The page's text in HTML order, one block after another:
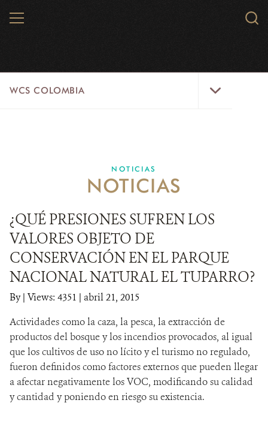
MENU
WCS COLOMBIA
EJES ESTRATÉGICOS
LÍNEAS DE ACCIÓN
MICROSITIOS
NOTICIAS
WCS VISUAL
PUBLICACIONES
ALIADOS Y ALIANZAS
COBERTURA EN MEDIOS DE COMUNICACIÓN
NOTICIAS
NOTICIAS
¿QUÉ PRESIONES SUFREN LOS
VALORES OBJETO DE
CONSERVACIÓN EN EL PARQUE
NACIONAL NATURAL EL TUPARRO?
By| Views: 4351 | abril 21, 2015
Actividades como la caza, la pesca, la extracción de
productos del bosque y los incendios provocados, al igual
que los cultivos de uso no lícito y el turismo no regulado,
fueron definidos como factores externos que pueden llegar
a afectar negativamente los VOC, modificando su calidad
y cantidad y poniendo en riesgo su existencia.